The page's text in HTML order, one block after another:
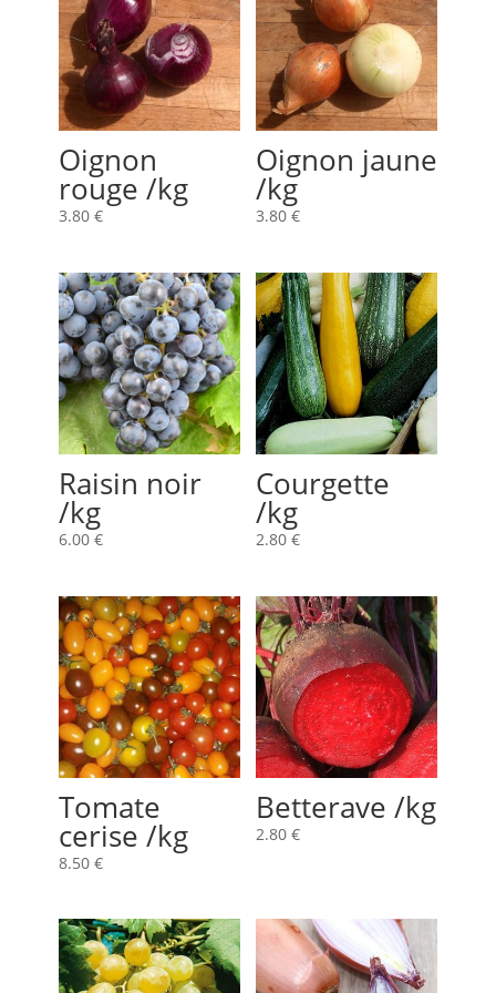
Oignon
rouge /kg
3.80 €
Oignon jaune
/kg
3.80 €
Raisin noir
/kg
6.00 €
Courgette
/kg
2.80 €
Tomate
cerise /kg
8.50 €
Betterave /kg
2.80 €